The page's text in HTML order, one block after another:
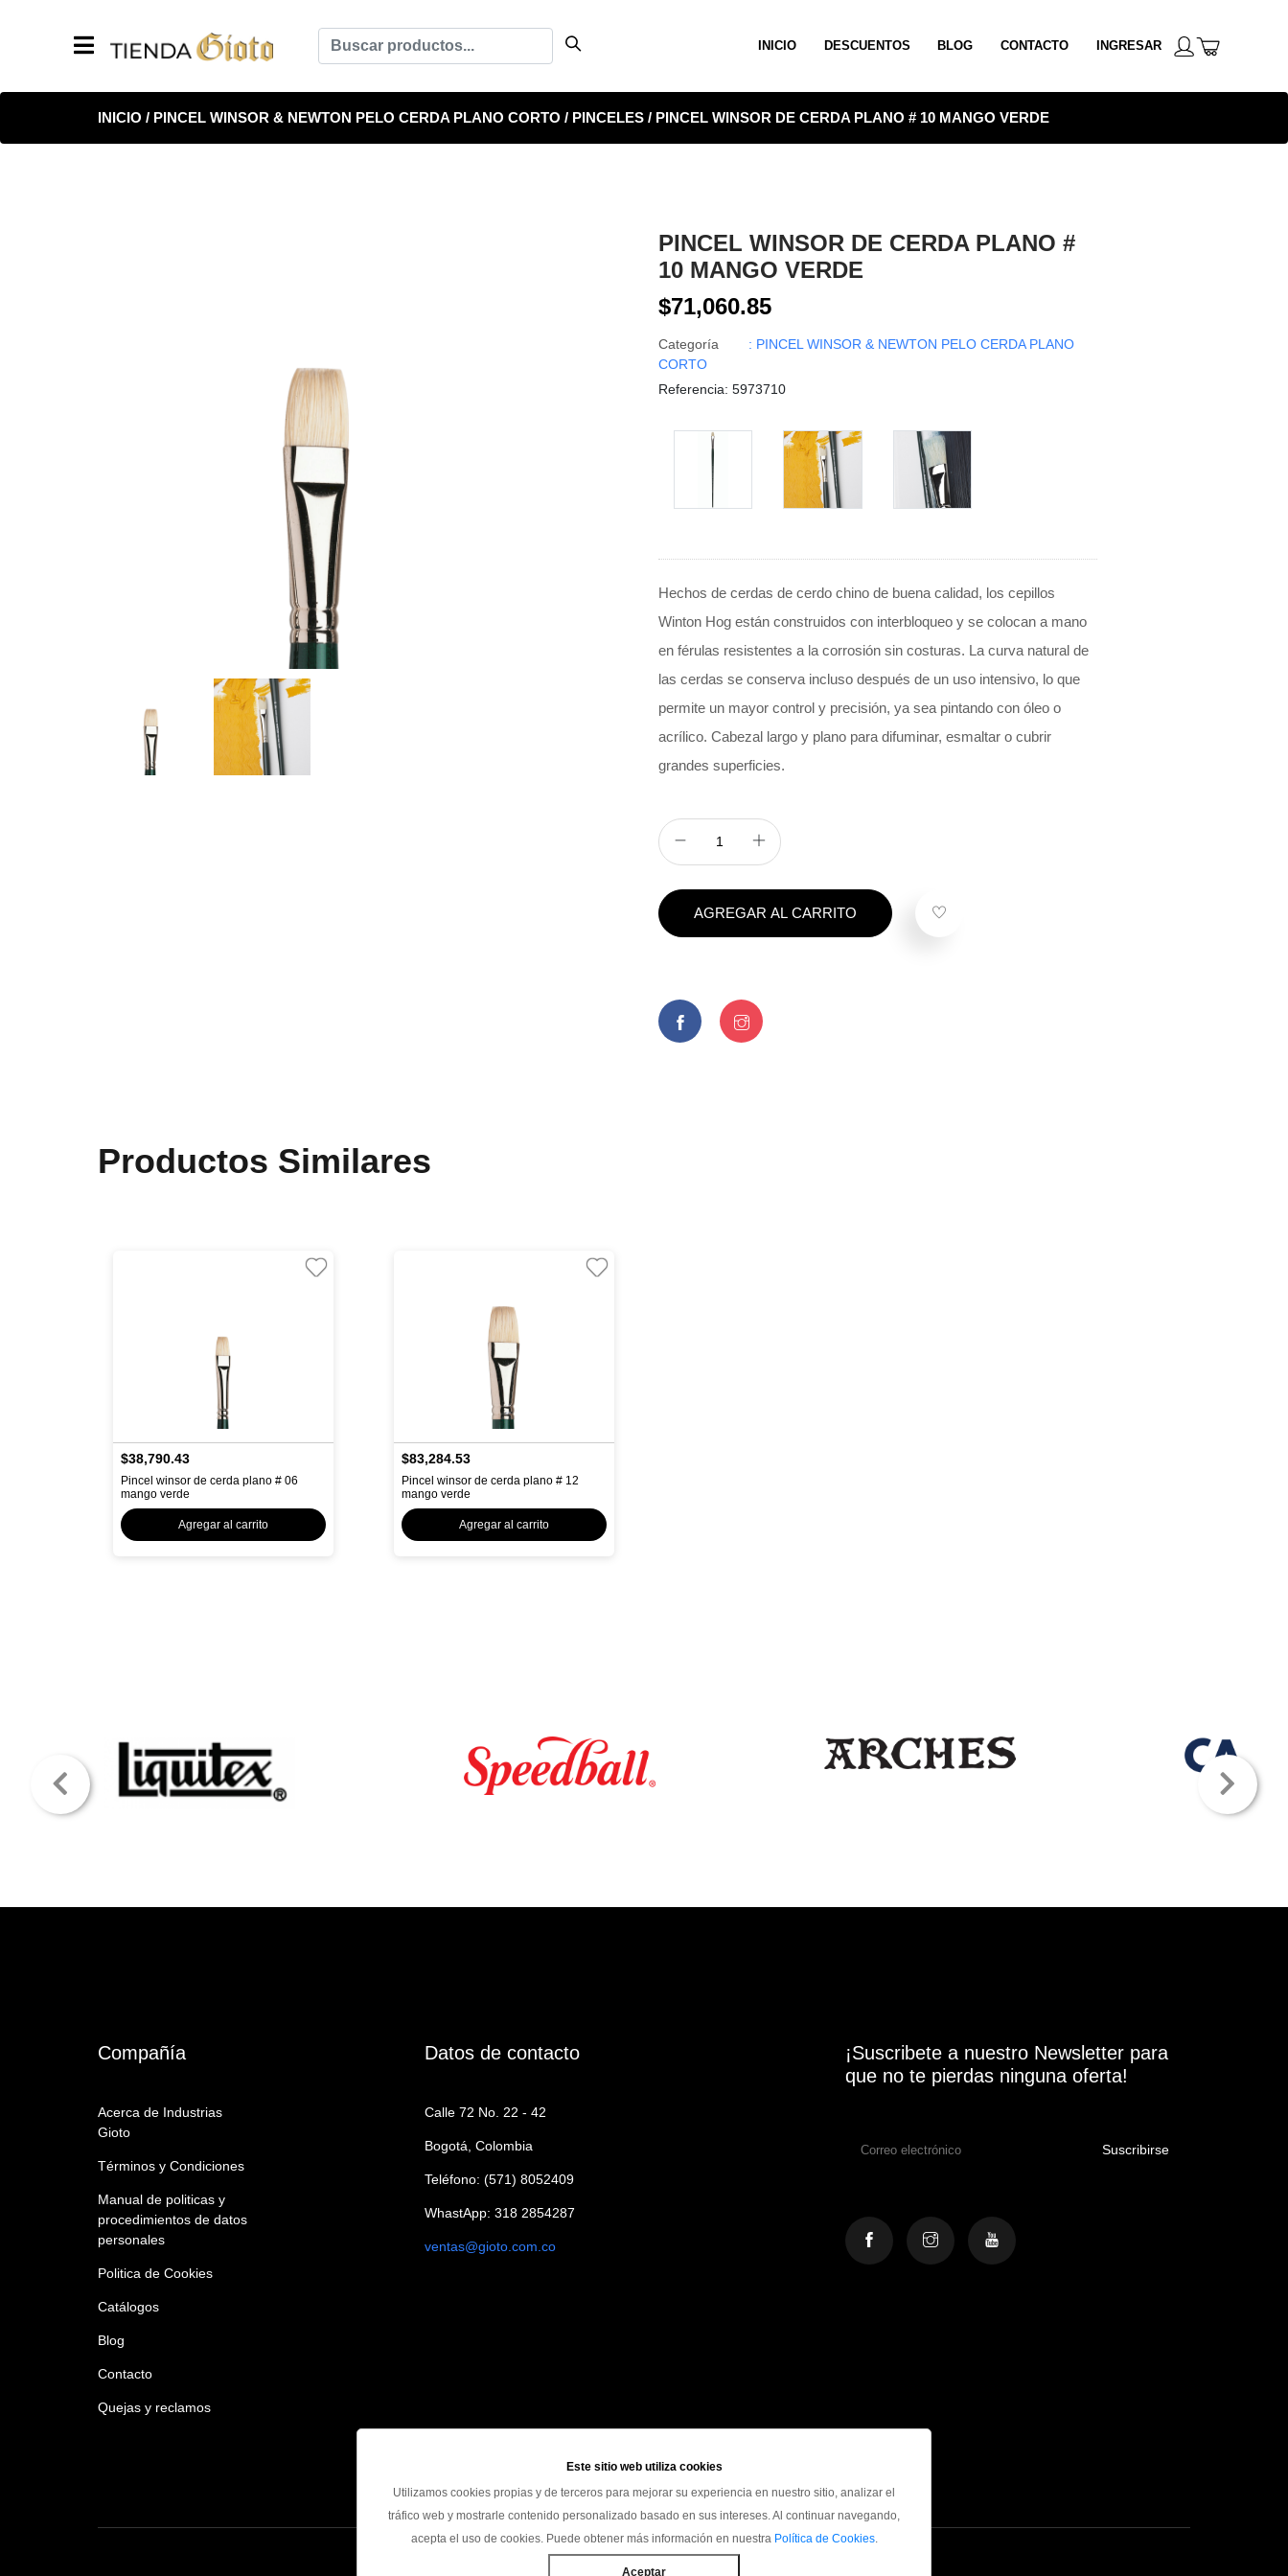
INICIO DESCUENTOS BLOG CONTACTO INGRESAR
INICIO / PINCEL WINSOR & NEWTON PELO CERDA PLANO CORTO / PINCELES / PINCEL WINSOR DE CERDA PLANO # 10 MANGO VERDE
PINCEL WINSOR DE CERDA PLANO #
10 MANGO VERDE
$71,060.85
Categoría
: PINCEL WINSOR & NEWTON PELO CERDA PLANO
CORTO
Referencia: 5973710
Hechos de cerdas de cerdo chino de buena calidad, los cepillos
Winton Hog ​​están construidos con interbloqueo y se colocan a mano
en férulas resistentes a la corrosión sin costuras. La curva natural de
las cerdas se conserva incluso después de un uso intensivo, lo que
permite un mayor control y precisión, ya sea pintando con óleo o
acrílico. Cabezal largo y plano para difuminar, esmaltar o cubrir
grandes superficies.
AGREGAR AL CARRITO
Productos Similares
$38,790.43
Pincel winsor de cerda plano # 06
mango verde
Agregar al carrito
$83,284.53
Pincel winsor de cerda plano # 12
mango verde
Agregar al carrito
Este sitio web utiliza cookies
Utilizamos cookies propias y de terceros para mejorar su experiencia en nuestro sitio, analizar el
tráfico web y mostrarle contenido personalizado basado en sus intereses. Al continuar navegando,
acepta el uso de cookies. Puede obtener más información en nuestra Política de Cookies.
Aceptar
Compañía
Acerca de Industrias
Gioto
Términos y Condiciones
Manual de politicas y
procedimientos de datos
personales
Politica de Cookies
Catálogos
Blog
Contacto
Quejas y reclamos
Datos de contacto
Calle 72 No. 22 - 42
Bogotá, Colombia
Teléfono: (571) 8052409
WhastApp: 318 2854287
ventas@gioto.com.co
¡Suscribete a nuestro Newsletter para
que no te pierdas ninguna oferta!
Suscribirse
2026 Todos los derechos reservados Industrias Gioto